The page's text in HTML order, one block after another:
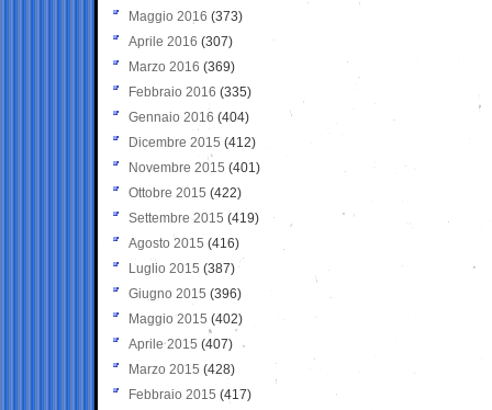
Maggio 2016 (373)
Aprile 2016 (307)
Marzo 2016 (369)
Febbraio 2016 (335)
Gennaio 2016 (404)
Dicembre 2015 (412)
Novembre 2015 (401)
Ottobre 2015 (422)
Settembre 2015 (419)
Agosto 2015 (416)
Luglio 2015 (387)
Giugno 2015 (396)
Maggio 2015 (402)
Aprile 2015 (407)
Marzo 2015 (428)
Febbraio 2015 (417)